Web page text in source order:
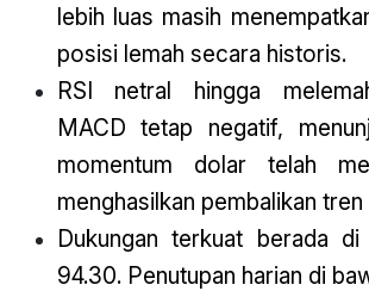
lebih luas masih
posisi lemah secara historis.
RSI netral hingga
MACD tetap negatif,
momentum dolar telah
menghasilkan pembalikan tren
Dukungan terkuat berada
94.30. Penutupan harian di